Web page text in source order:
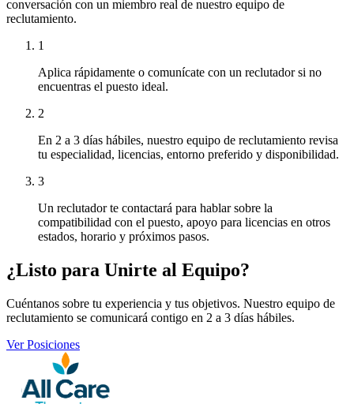
conversación con un miembro real de nuestro equipo de
reclutamiento.
1
Aplica rápidamente o comunícate con un reclutador si no
encuentras el puesto ideal.
2
En 2 a 3 días hábiles, nuestro equipo de reclutamiento revisa
tu especialidad, licencias, entorno preferido y disponibilidad.
3
Un reclutador te contactará para hablar sobre la
compatibilidad con el puesto, apoyo para licencias en otros
estados, horario y próximos pasos.
¿Listo para Unirte al Equipo?
Cuéntanos sobre tu experiencia y tus objetivos. Nuestro equipo de
reclutamiento se comunicará contigo en 2 a 3 días hábiles.
Ver Posiciones